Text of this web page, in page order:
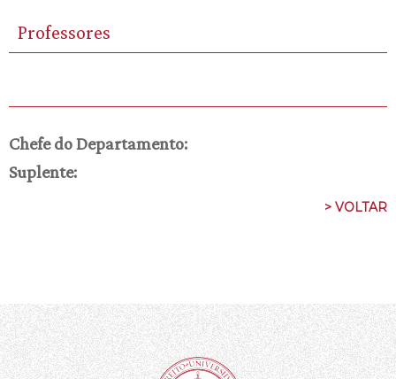
Professores
Chefe do Departamento:
Suplente:
> VOLTAR